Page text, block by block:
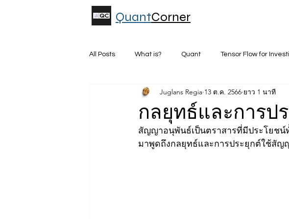
QuantCorner
All Posts What is? Quant Tensor Flow for
Fundamental ML for Quant Investment Data
ML เจาะลึกกลยุทธ์การลงทุน Hedge
กลยุทธ์และการ
Juglans Regia 13 ต.ค. 2566 ยาว 1 นาที
สัญญาอนุพันธ์เป็นตราสารที่มีประโยชน์
มาพูดถึงกลยุทธ์และการประยุกต์ใช้สั